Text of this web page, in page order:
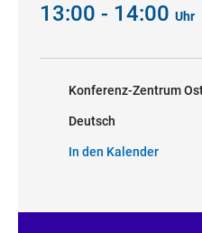
13:00 - 14:00 Uhr
Konferenz-Zentrum
Deutsch
In den Kalender